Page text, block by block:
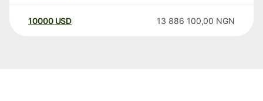
10000 USD 13 886 100,00 NGN